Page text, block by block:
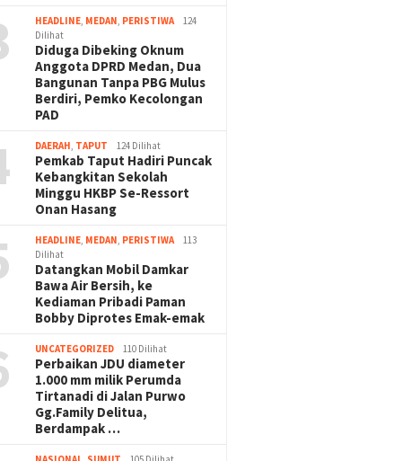
HEADLINE, MEDAN, PERISTIWA
124
Dilihat
Diduga Dibeking Oknum
Anggota DPRD Medan, Dua
Bangunan Tanpa PBG Mulus
Berdiri, Pemko Kecolongan
PAD
DAERAH, TAPUT 124 Dilihat
Pemkab Taput Hadiri Puncak
Kebangkitan Sekolah
Minggu HKBP Se-Ressort
Onan Hasang
HEADLINE, MEDAN, PERISTIWA
113
Dilihat
Datangkan Mobil Damkar
Bawa Air Bersih, ke
Kediaman Pribadi Paman
Bobby Diprotes Emak-emak
UNCATEGORIZED 110 Dilihat
Perbaikan JDU diameter
1.000 mm milik Perumda
Tirtanadi di Jalan Purwo
Gg.Family Delitua,
Berdampak …